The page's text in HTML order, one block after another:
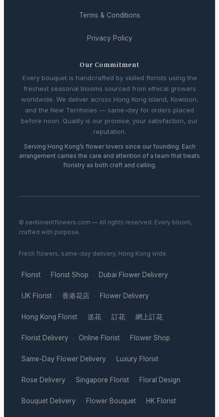
Terms & Conditions
Privacy Policy
Our Commitment
Every bouquet is handcrafted by skilled florists using the
freshest seasonal blooms sourced from ethical growers
worldwide. We deliver across Hong Kong Island, Kowloon,
and the New Territories — same-day for orders placed
before noon. Quality is our promise; your satisfaction, our
reputation.
Serving Hong Kong’s flower lovers since our founding. Each
arrangement carries the care and attention of a team that treats
floristry as both craft and calling.
© sentimentflowers.com — All rights reserved. Every bloom,
crafted with purpose.
Fresh flowers, same-day delivery, Hong Kong wide.
Florist · Florist Shop · Dubai Flower Delivery ·
UK Florist · 香港花店 · Flower Delivery ·
Hong Kong Florist · 送花 · 訂花 · 網上訂花 ·
Florist Delivery · Online Florist · Flower Shop ·
Same-Day Flower Delivery · Luxury Florist ·
Rose Delivery · Singapore Florist · Floral Design ·
Bouquet Delivery · Flower Bouquet · HK Florist ·